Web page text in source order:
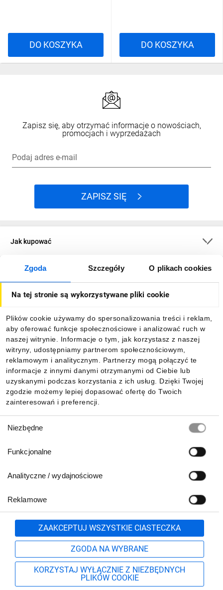
Zgoda Szczegóły O plikach cookies
Na tej stronie są wykorzystywane pliki cookie
Plików cookie używamy do spersonalizowania treści i reklam,
aby oferować funkcje społecznościowe i analizować ruch w
naszej witrynie. Informacje o tym, jak korzystasz z naszej
witryny, udostępniamy partnerom społecznościowym,
reklamowym i analitycznym. Partnerzy mogą połączyć te
informacje z innymi danymi otrzymanymi od Ciebie lub
uzyskanymi podczas korzystania z ich usług. Dzięki Twojej
zgodzie możemy lepiej dopasować ofertę do Twoich
zainteresowań i preferencji.
zgody
Niezbędne
Funkcjonalne
Analityczne / wydajnościowe
Reklamowe
ZAAKCEPTUJ WSZYSTKIE CIASTECZKA
ZGODA NA WYBRANE
KORZYSTAJ WYŁĄCZNIE Z NIEZBĘDNYCH
PLIKÓW COOKIE
DO KOSZYKA DO KOSZYKA
Zapisz się, aby otrzymać informacje o nowościach,
promocjach i wyprzedażach
Podaj adres e-mail
ZAPISZ SIĘ
Jak kupować
O firmie
Informacje
Pobierz naszą aplikację mobilną:
801 500 700 lub
71 37 61 600
Formularz kontaktowy